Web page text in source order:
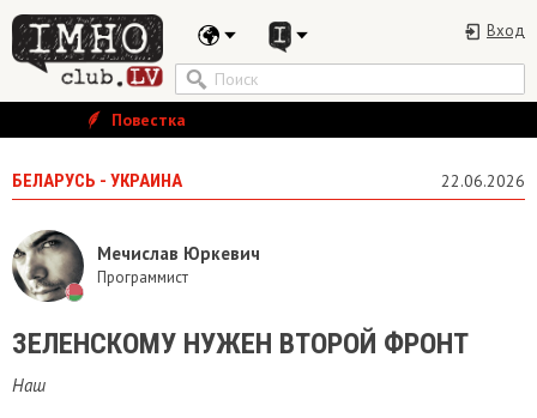
Вход
Повестка
БЕЛАРУСЬ - УКРАИНА 22.06.2026
Мечислав Юркевич
Программист
ЗЕЛЕНСКОМУ НУЖЕН ВТОРОЙ ФРОНТ
Наш